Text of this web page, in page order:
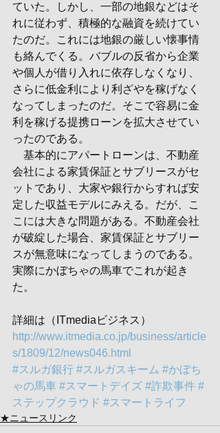
ていた。しかし、一部の地銀などはそ
れに従わず、積極的な融資を続けてい
たのだ。これには地銀の厳しい懐事情
も絡んでくる。バブルの反省から企業
や個人が借り入れに依存しなくなり、
さらに低金利により利ざやを稼げなく
なってしまったのだ。そこで容易に金
利を稼げる提携ローンを拡大させてい
ったのである。
基本的にアパートローンは、不動産
会社による家賃保証とサブリースがセ
ットであり、大家や銀行からすれば安
定した収益モデルにみえる。だが、こ
こには大きな問題がある。不動産会社
が破綻した場合、家賃保証とサブリー
スが無意味になってしまうのである。
実際にかぼちゃの馬車でこれが起き
た。
詳細は（ITmediaビジネス）
http://www.itmedia.co.jp/business/article
s/1809/12/news046.html
#スルガ銀行 #スルガスキーム #かぼち
ゃの馬車 #スマートデイズ #詐欺事件 #
ステップクラウド #スマートライフ
★ニュースリンク